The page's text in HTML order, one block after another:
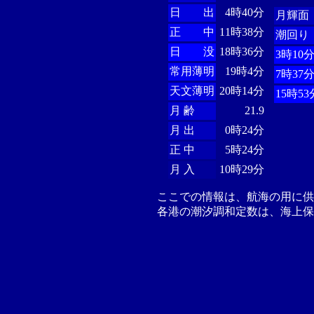
日 出
4時40分
正 中 11時38分
日 没 18時36分
常用薄明
19時4分
天文薄明 20時14分
月 齢
21.9
月 出
0時24分
正 中
5時24分
月 入
10時29分
月輝面
潮回り
3時10分
7時37分
15時53
ここでの情報は、航海の用に
各港の潮汐調和定数は、海上